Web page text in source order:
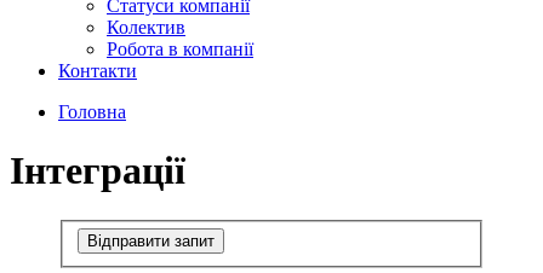
Cтатуси компанії
Колектив
Робота в компанії
Контакти
Головна
Інтеграції
Відправити запит